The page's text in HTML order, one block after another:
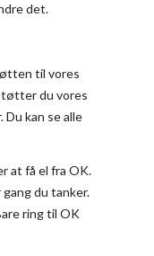
det.
til vores
du vores
kan se alle
at få el fra OK.
du tanker.
ring til OK